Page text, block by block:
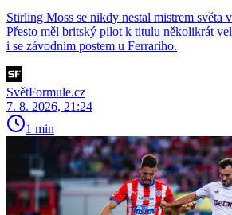
Stirling Moss se nikdy nestal mistrem světa
Přesto měl britský pilot k titulu několikrát
i se závodním postem u Ferrariho.
SvětFormule.cz
7. 8. 2026, 21:24
1 min